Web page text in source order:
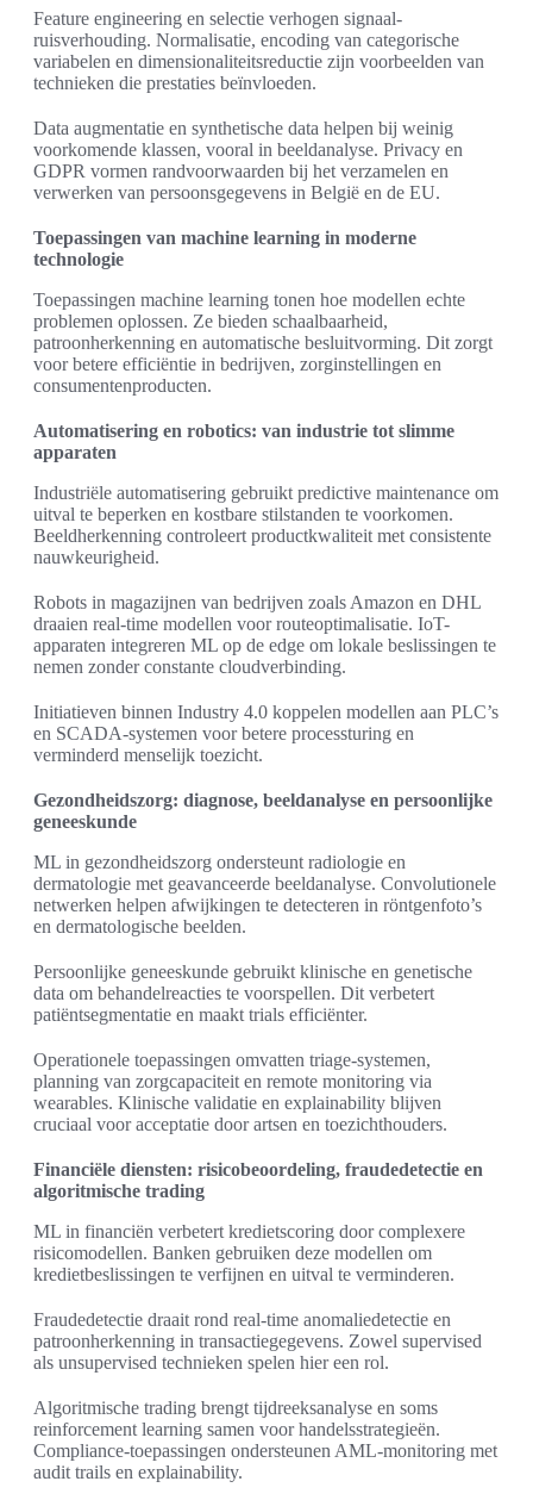
Feature engineering en selectie verhogen signaal-
ruisverhouding. Normalisatie, encoding van categorische
variabelen en dimensionaliteitsreductie zijn voorbeelden van
technieken die prestaties beïnvloeden.
Data augmentatie en synthetische data helpen bij weinig
voorkomende klassen, vooral in beeldanalyse. Privacy en
GDPR vormen randvoorwaarden bij het verzamelen en
verwerken van persoonsgegevens in België en de EU.
Toepassingen van machine learning in moderne
technologie
Toepassingen machine learning tonen hoe modellen echte
problemen oplossen. Ze bieden schaalbaarheid,
patroonherkenning en automatische besluitvorming. Dit zorgt
voor betere efficiëntie in bedrijven, zorginstellingen en
consumentenproducten.
Automatisering en robotics: van industrie tot slimme
apparaten
Industriële automatisering gebruikt predictive maintenance om
uitval te beperken en kostbare stilstanden te voorkomen.
Beeldherkenning controleert productkwaliteit met consistente
nauwkeurigheid.
Robots in magazijnen van bedrijven zoals Amazon en DHL
draaien real-time modellen voor routeoptimalisatie. IoT-
apparaten integreren ML op de edge om lokale beslissingen te
nemen zonder constante cloudverbinding.
Initiatieven binnen Industry 4.0 koppelen modellen aan PLC’s
en SCADA-systemen voor betere processturing en
verminderd menselijk toezicht.
Gezondheidszorg: diagnose, beeldanalyse en persoonlijke
geneeskunde
ML in gezondheidszorg ondersteunt radiologie en
dermatologie met geavanceerde beeldanalyse. Convolutionele
netwerken helpen afwijkingen te detecteren in röntgenfoto’s
en dermatologische beelden.
Persoonlijke geneeskunde gebruikt klinische en genetische
data om behandelreacties te voorspellen. Dit verbetert
patiëntsegmentatie en maakt trials efficiënter.
Operationele toepassingen omvatten triage-systemen,
planning van zorgcapaciteit en remote monitoring via
wearables. Klinische validatie en explainability blijven
cruciaal voor acceptatie door artsen en toezichthouders.
Financiële diensten: risicobeoordeling, fraudedetectie en
algoritmische trading
ML in financiën verbetert kredietscoring door complexere
risicomodellen. Banken gebruiken deze modellen om
kredietbeslissingen te verfijnen en uitval te verminderen.
Fraudedetectie draait rond real-time anomaliedetectie en
patroonherkenning in transactiegegevens. Zowel supervised
als unsupervised technieken spelen hier een rol.
Algoritmische trading brengt tijdreeksanalyse en soms
reinforcement learning samen voor handelsstrategieën.
Compliance-toepassingen ondersteunen AML-monitoring met
audit trails en explainability.